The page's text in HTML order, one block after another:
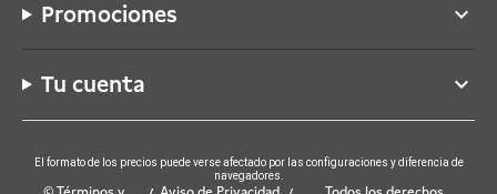
Promociones keyboard_arrow_down
Tu cuenta keyboard_arrow_down
El formato de los precios puede verse afectado por las configuraciones y diferencia de
navegadores.